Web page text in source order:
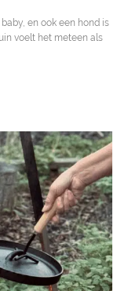
en ook een hond is
voelt het meteen als